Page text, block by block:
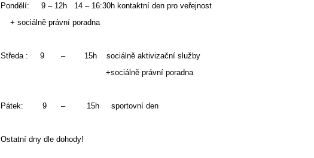
Pondělí: 9 – 12h 14 – 16:30h kontaktní den pro veřejnost
+ sociálně právní poradna
Středa : 9 – 15h sociálně aktivizační služby
+sociálně právní poradna
Pátek: 9 – 15h sportovní den
Ostatní dny dle dohody!